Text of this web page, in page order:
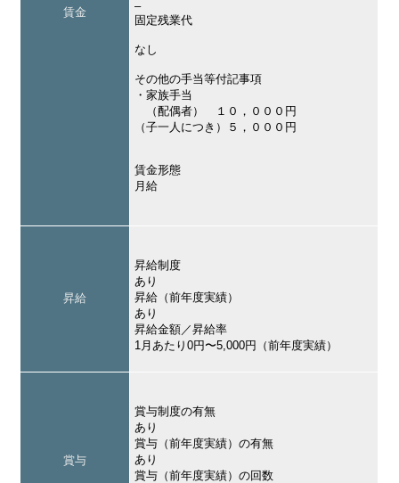
賃金
–
固定残業代
なし
その他の手当等付記事項
・家族手当
（配偶者） １０，０００円
（子一人につき）５，０００円
賃金形態
月給
昇給
昇給制度
あり
昇給（前年度実績）
あり
昇給金額／昇給率
1月あたり0円〜5,000円（前年度実績）
賞与
賞与制度の有無
あり
賞与（前年度実績）の有無
あり
賞与（前年度実績）の回数